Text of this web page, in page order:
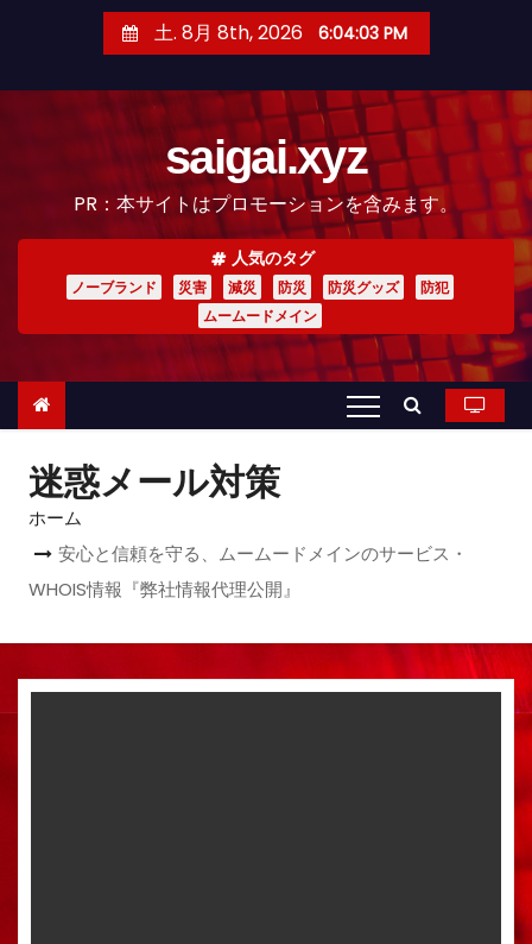
土. 8月 8th, 2026 6:04:04 PM
saigai.xyz
PR：本サイトはプロモーションを含みます。
人気のタグ
ノーブランド 災害 減災 防災 防災グッズ
防犯
ムームードメイン
迷惑メール対策
ホーム
安心と信頼を守る、ムームードメインのサービス・
WHOIS情報『弊社情報代理公開』